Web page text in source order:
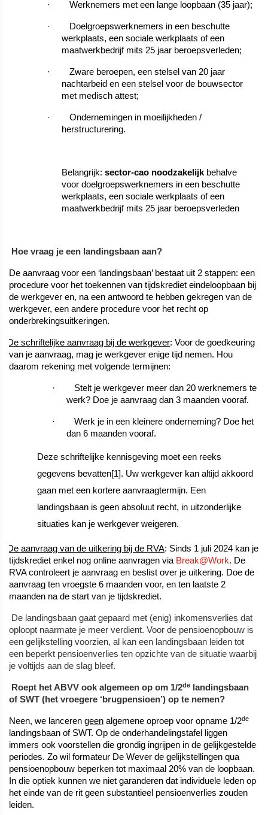
· Werknemers met een lange loopbaan (35 jaar);
·
Doelgroepswerknemers in een beschutte
werkplaats, een sociale werkplaats of een
maatwerkbedrijf mits 25 jaar beroepsverleden;
·
Zware beroepen, een stelsel van 20 jaar
nachtarbeid en een stelsel voor de bouwsector
met medisch attest;
·
Ondernemingen in moeilijkheden /
herstructurering.
Belangrijk: sector-cao noodzakelijk behalve
voor doelgroepswerknemers in een beschutte
werkplaats, een sociale werkplaats of een
maatwerkbedrijf mits 25 jaar beroepsverleden
Hoe vraag je een landingsbaan aan?
De aanvraag voor een ‘landingsbaan’ bestaat uit 2 stappen: een
procedure voor het toekennen van tijdskrediet eindeloopbaan bij
de werkgever en, na een antwoord te hebben gekregen van de
werkgever, een andere procedure voor het recht op
onderbrekingsuitkeringen.
De schriftelijke aanvraag bij de werkgever: Voor de goedkeuring
van je aanvraag, mag je werkgever enige tijd nemen. Hou
daarom rekening met volgende termijnen:
·
Stelt je werkgever meer dan 20 werknemers te
werk? Doe je aanvraag dan 3 maanden vooraf.
·
Werk je in een kleinere onderneming? Doe het
dan 6 maanden vooraf.
Deze schriftelijke kennisgeving moet een reeks
gegevens bevatten[1]. Uw werkgever kan altijd akkoord
gaan met een kortere aanvraagtermijn. Een
landingsbaan is geen absoluut recht, in uitzonderlijke
situaties kan je werkgever weigeren.
De aanvraag van de uitkering bij de RVA: Sinds 1 juli 2024 kan je
tijdskrediet enkel nog online aanvragen via Break@Work. De
RVA controleert je aanvraag en beslist over je uitkering. Doe de
aanvraag ten vroegste 6 maanden voor, en ten laatste 2
maanden na de start van je tijdskrediet.
De landingsbaan gaat gepaard met (enig) inkomensverlies dat
oploopt naarmate je meer verdient. Voor de pensioenopbouw is
een gelijkstelling voorzien, al kan een landingsbaan leiden tot
een beperkt pensioenverlies ten opzichte van de situatie waarbij
je voltijds aan de slag bleef.
Roept het ABVV ook algemeen op om 1/2de
landingsbaan
of SWT (het vroegere ‘brugpensioen’) op te nemen?
Neen, we lanceren geen algemene oproep voor opname 1/2de
landingsbaan of SWT. Op de onderhandelingstafel liggen
immers ook voorstellen die grondig ingrijpen in de gelijkgestelde
periodes. Zo wil formateur De Wever de gelijkstellingen qua
pensioenopbouw beperken tot maximaal 20% van de loopbaan.
In die optiek kunnen we niet garanderen dat individuele leden op
het einde van de rit geen substantieel pensioenverlies zouden
leiden.